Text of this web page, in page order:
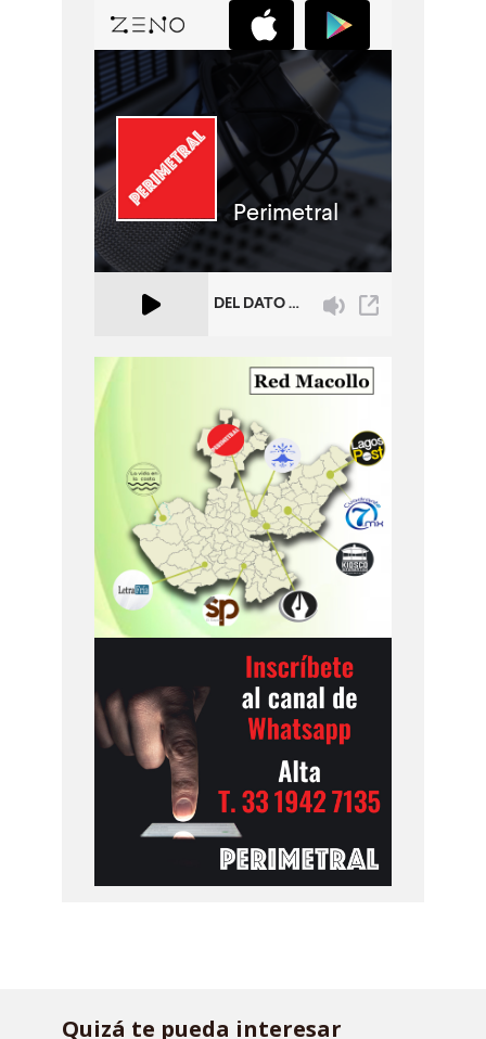
Quizá te pueda interesar